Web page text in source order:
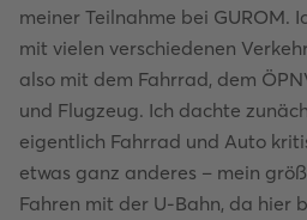
meiner Teilnahme bei GUROM.
mit vielen verschiedenen
also mit dem Fahrrad, dem
und Flugzeug. Ich dachte
eigentlich Fahrrad und Auto
etwas ganz anderes – mein
Fahren mit der U-Bahn, da hier